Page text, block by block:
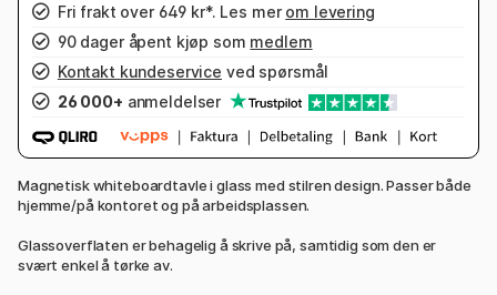
Fri frakt over 649 kr*. Les mer om levering
90 dager åpent kjøp som medlem
Kontakt kundeservice ved spørsmål
26 000+ anmeldelser
Magnetisk whiteboardtavle i glass med stilren design. Passer både
hjemme/på kontoret og på arbeidsplassen.
Glassoverflaten er behagelig å skrive på, samtidig som den er
svært enkel å tørke av.